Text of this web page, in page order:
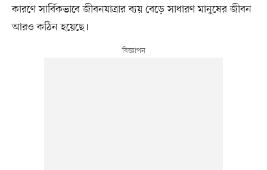
কারণে সার্বিকভাবে জীবনযাত্রার ব্যয় বেড়ে সাধারণ মানুষের জীবন
আরও কঠিন হয়েছে।